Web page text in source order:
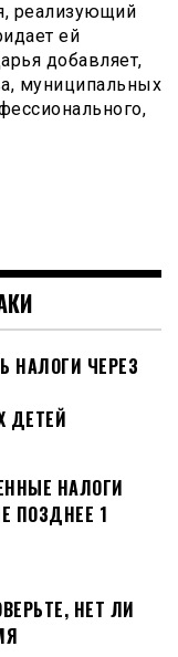
реализующий
ей
добавляет,
муниципальных
НАЛОГИ ЧЕРЕЗ
ДЕТЕЙ
НАЛОГИ
ПОЗДНЕЕ 1
НЕТ ЛИ